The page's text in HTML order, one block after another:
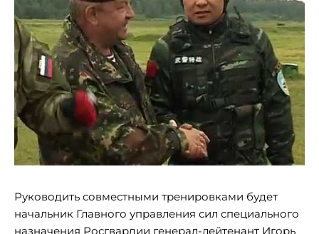
Руководить совместными тренировками будет
начальник Главного управления сил специального
назначения Росгвардии генерал-лейтенант Игорь